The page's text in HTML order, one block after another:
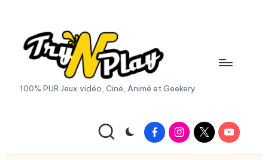
content
T
A
100% PUR Jeux vidéo, Ciné, Animé et Geekery
FacebookInstagram
X
|
Twitter
Youtube